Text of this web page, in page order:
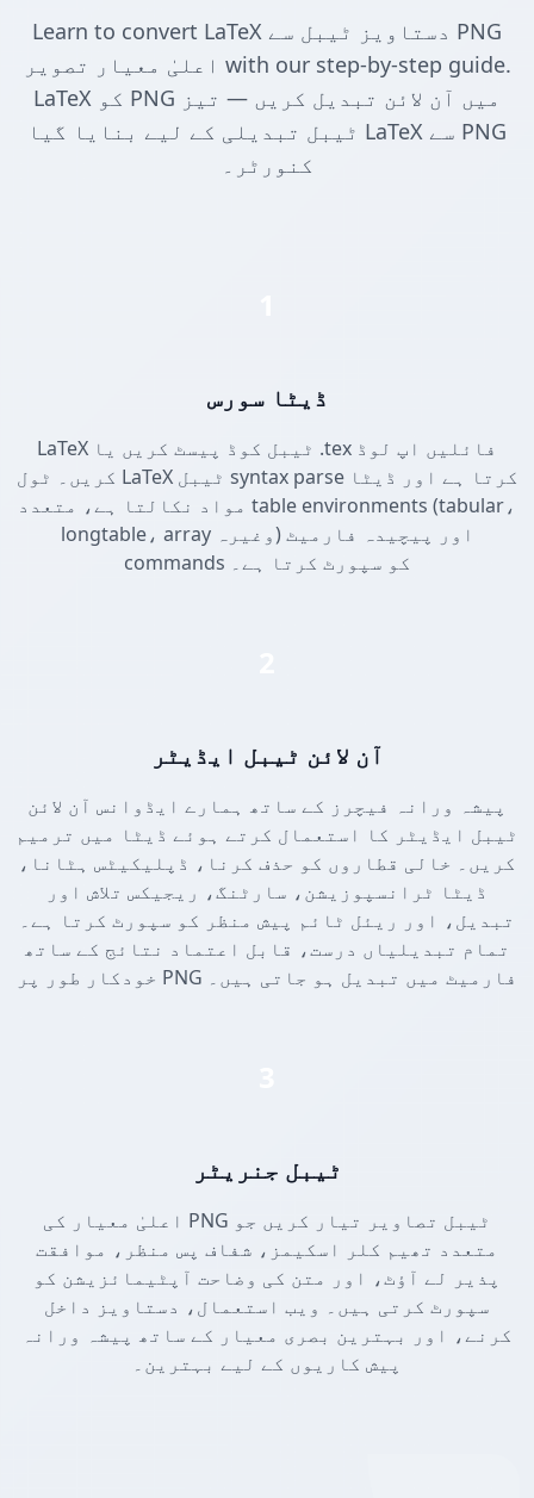
Learn to convert LaTeX دستاویز ٹیبل سے PNG
اعلیٰ معیار تصویر with our step-by-step guide.
LaTeX کو PNG میں آن لائن تبدیل کریں — تیز
ٹیبل تبدیلی کے لیے بنایا گیا LaTeX سے PNG
کنورٹر۔
ڈیٹا سورس
LaTeX ٹیبل کوڈ پیسٹ کریں یا .tex فائلیں اپ لوڈ
کریں۔ ٹول LaTeX ٹیبل syntax parse کرتا ہے اور ڈیٹا
مواد نکالتا ہے، متعدد table environments (tabular،
longtable، array وغیرہ) اور پیچیدہ فارمیٹ
commands کو سپورٹ کرتا ہے۔
آن لائن ٹیبل ایڈیٹر
پیشہ ورانہ فیچرز کے ساتھ ہمارے ایڈوانس آن لائن
ٹیبل ایڈیٹر کا استعمال کرتے ہوئے ڈیٹا میں ترمیم
کریں۔ خالی قطاروں کو حذف کرنا، ڈپلیکیٹس ہٹانا،
ڈیٹا ٹرانسپوزیشن، سارٹنگ، ریجیکس تلاش اور
تبدیل، اور ریئل ٹائم پیش منظر کو سپورٹ کرتا ہے۔
تمام تبدیلیاں درست، قابل اعتماد نتائج کے ساتھ
خودکار طور پر PNG فارمیٹ میں تبدیل ہو جاتی ہیں۔
ٹیبل جنریٹر
اعلیٰ معیار کی PNG ٹیبل تصاویر تیار کریں جو
متعدد تھیم کلر اسکیمز، شفاف پس منظر، موافقت
پذیر لے آؤٹ، اور متن کی وضاحت آپٹیمائزیشن کو
سپورٹ کرتی ہیں۔ ویب استعمال، دستاویز داخل
کرنے، اور بہترین بصری معیار کے ساتھ پیشہ ورانہ
پیش کاریوں کے لیے بہترین۔